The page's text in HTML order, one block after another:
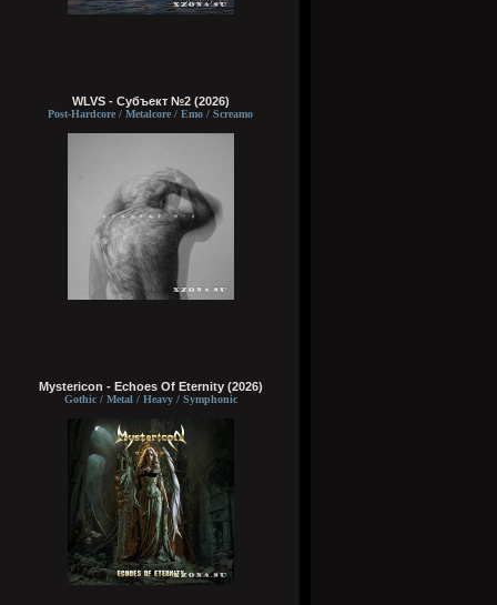
WLVS - Субъект №2 (2026)
Post-Hardcore / Metalcore / Emo / Screamo
Mystericon - Echoes Of Eternity (2026)
Gothic / Metal / Heavy / Symphonic